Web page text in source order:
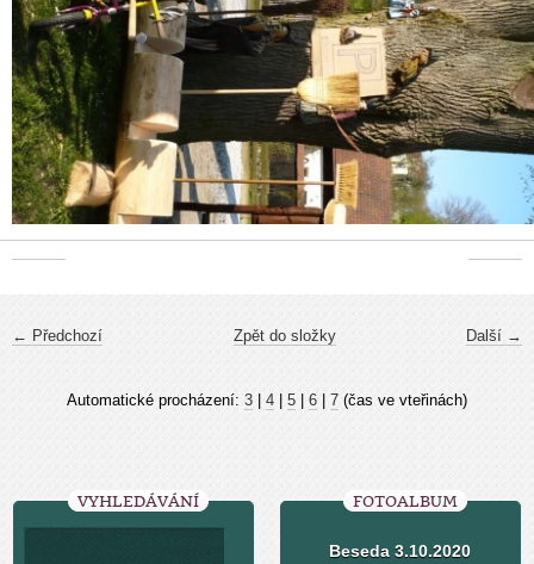
← Předchozí Další →
Zpět do složky
Automatické procházení: 3 4 5 6 7 (čas ve vteřinách)
VYHLEDÁVÁNÍ FOTOALBUM
Beseda 3.10.2020